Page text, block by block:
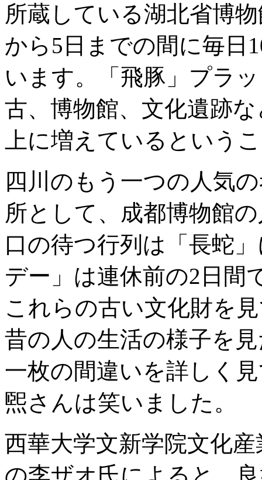
所蔵している湖北省博
から5日までの間に毎日
います。「飛豚」プラ
古、博物館、文化遺跡
上に増えているという
四川のもう一つの人気
所として、成都博物館
口の待つ行列は「長蛇
デー」は連休前の2日間
これらの古い文化財を
昔の人の生活の様子を
一枚の間違いを詳しく
煕さんは笑いました。
西華大学文新学院文化
の李ザオ氏によると、